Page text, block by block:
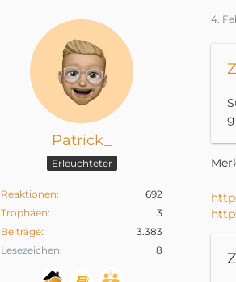
Patrick_
Erleuchteter
Reaktionen
692
Trophäen
3
Beiträge
3.383
Lesezeichen
8
4.